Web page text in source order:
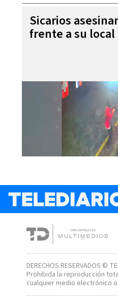
Sicarios
frente a su
DERECHOS RESERVADOS ©
Prohibida la reproducción
cualquier medio electrónico